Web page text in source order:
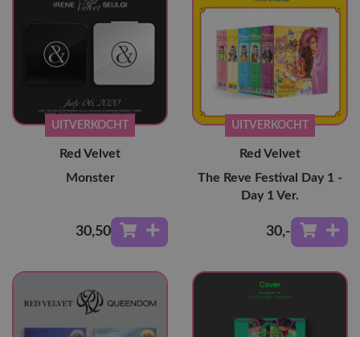
UITVERKOCHT
Red Velvet
Monster
30,50
UITVERKOCHT
Red Velvet
The Reve Festival Day 1 -
Day 1 Ver.
30,-